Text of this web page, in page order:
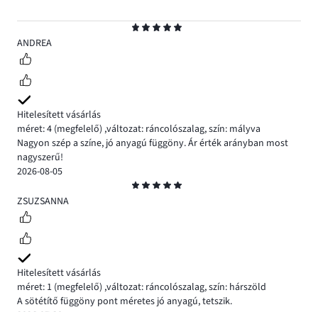
5
ANDREA
Hitelesített vásárlás
méret: 4 (megfelelő) ,változat: ráncolószalag,szín: mályva
Nagyon szép a színe, jó anyagú függöny. Ár érték arányban most
nagyszerű!
2026-08-05
5
ZSUZSANNA
Hitelesített vásárlás
méret: 1 (megfelelő) ,változat: ráncolószalag,szín: hárszöld
A sötétítő függöny pont méretes jó anyagú, tetszik.